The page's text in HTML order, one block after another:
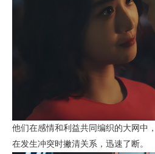
他们在感情和利益共同编织的大网中
在发生冲突时撇清关系，迅速了断。